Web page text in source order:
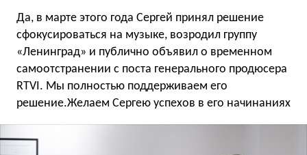
Да, в марте этого года Сергей принял решение
сфокусироваться на музыке, возродил группу
«Ленинград» и публично объявил о временном
самоотстранении с поста генерального продюсера
RTVI. Мы полностью поддерживаем его
решение.Желаем Сергею успехов в его начинаниях